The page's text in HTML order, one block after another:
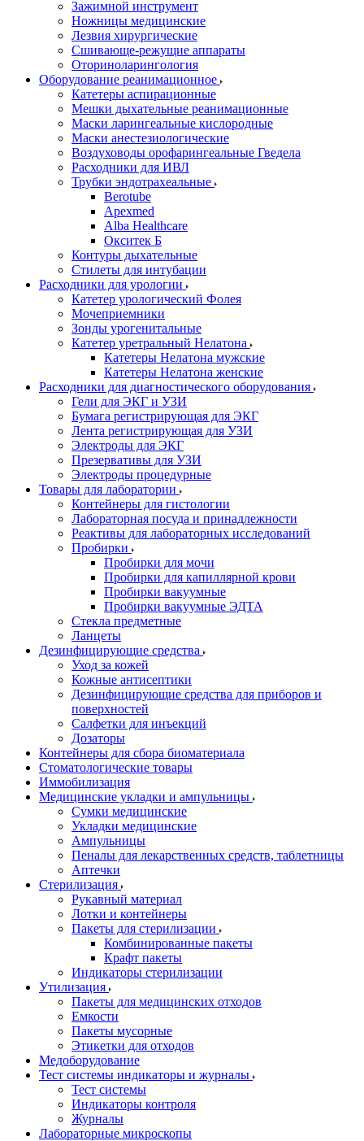
Зажимной инструмент
Ножницы медицинские
Лезвия хирургические
Сшивающе-режущие аппараты
Оториноларингология
Оборудование реанимационное
Катетеры аспирационные
Мешки дыхательные реанимационные
Маски ларингеальные кислородные
Маски анестезиологические
Воздуховоды орофарингеальные Гведела
Расходники для ИВЛ
Трубки эндотрахеальные
Berotube
Apexmed
Alba Healthcare
Окситек Б
Контуры дыхательные
Стилеты для интубации
Расходники для урологии
Катетер урологический Фолея
Мочеприемники
Зонды урогенитальные
Катетер уретральный Нелатона
Катетеры Нелатона мужские
Катетеры Нелатона женские
Расходники для диагностического оборудования
Гели для ЭКГ и УЗИ
Бумага регистрирующая для ЭКГ
Лента регистрирующая для УЗИ
Электроды для ЭКГ
Презервативы для УЗИ
Электроды процедурные
Товары для лаборатории
Контейнеры для гистологии
Лабораторная посуда и принадлежности
Реактивы для лабораторных исследований
Пробирки
Пробирки для мочи
Пробирки для капиллярной крови
Пробирки вакуумные
Пробирки вакуумные ЭДТА
Стекла предметные
Ланцеты
Дезинфицирующие средства
Уход за кожей
Кожные антисептики
Дезинфицирующие средства для приборов и
поверхностей
Салфетки для инъекций
Дозаторы
Контейнеры для сбора биоматериала
Стоматологические товары
Иммобилизация
Медицинские укладки и ампульницы
Сумки медицинские
Укладки медицинские
Ампульницы
Пеналы для лекарственных средств, таблетницы
Аптечки
Стерилизация
Рукавный материал
Лотки и контейнеры
Пакеты для стерилизации
Комбинированные пакеты
Крафт пакеты
Индикаторы стерилизации
Утилизация
Пакеты для медицинских отходов
Емкости
Пакеты мусорные
Этикетки для отходов
Медоборудование
Тест системы индикаторы и журналы
Тест системы
Индикаторы контроля
Журналы
Лабораторные микроскопы